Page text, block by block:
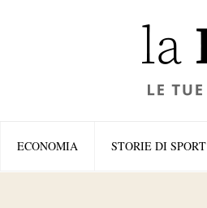
ECONOMIA STORIE DI SPORT